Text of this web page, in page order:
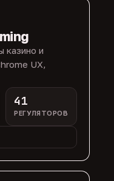
казино и
UX,
41
РЕГУЛЯТОРОВ